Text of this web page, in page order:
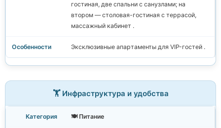
гостиная, две спальни с санузлами; на
втором — столовая-гостиная с террасой,
массажный кабинет .
Эксклюзивные апартаменты для VIP-гостей .
🏋️ Инфраструктура и удобства
🍽️ Питание